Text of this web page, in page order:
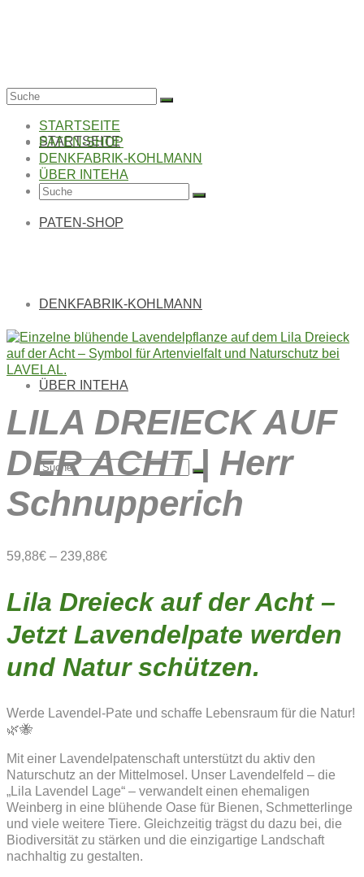
STARTSEITE
PATEN-SHOP
DENKFABRIK-KOHLMANN
ÜBER INTEHA
Suche
Suche
STARTSEITE
PATEN-SHOP
DENKFABRIK-KOHLMANN
ÜBER INTEHA
Suche
LILA DREIECK AUF
DER ACHT | Herr
Schnupperich
59,88€ – 239,88€
Lila Dreieck auf der Acht –
Jetzt Lavendelpate werden
und Natur schützen.
Werde Lavendel-Pate und schaffe Lebensraum für die Natur!
🌿🐝
Mit einer Lavendelpatenschaft unterstützt du aktiv den
Naturschutz an der Mittelmosel. Unser Lavendelfeld – die
„Lila Lavendel Lage“ – verwandelt einen ehemaligen
Weinberg in eine blühende Oase für Bienen, Schmetterlinge
und viele weitere Tiere. Gleichzeitig trägst du dazu bei, die
Biodiversität zu stärken und die einzigartige Landschaft
nachhaltig zu gestalten.